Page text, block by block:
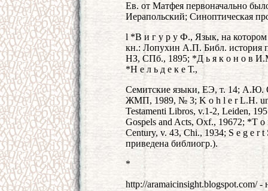
Ев. от Матфея первоначально
Иерапольский; Синоптическая
l *В и г у р у Ф., Язык, на
кн.: Лопухин А.П. Библ. история
НЗ, СПб., 1895; *Д ь я к о н о в
*Н е л ь д е к е Т.,
Семитские языки, ЕЭ, т. 14; А.Ю.
ЖМП, 1989, № 3; K o h l e r L.H.
Testamenti Libros, v.1-2, Leiden,
Gospels and Acts, Oxf., 19672; *T
Century, v. 43, Chi., 1934; S e g e r
приведена библиогр.).
*
http://aramaicinsight.blogspot.com/ -